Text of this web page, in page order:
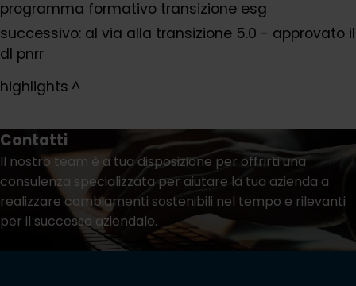
programma formativo transizione esg
successivo: al via alla transizione 5.0 - approvato il
dl pnrr
highlights
Contatti
Il nostro team è a tua disposizione per offrirti una
consulenza specializzata per aiutare la tua azienda a
realizzare cambiamenti sostenibili nel tempo e rilevanti
per il successo aziendale.